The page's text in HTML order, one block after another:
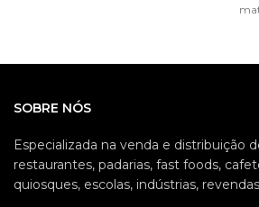
SOBRE NÓS
Especializada na venda e distribuição
restaurantes, padarias, fast foods,
quiosques, escolas, indústrias,